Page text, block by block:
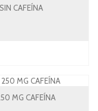
CAFEÍNA
MG CAFEÍNA